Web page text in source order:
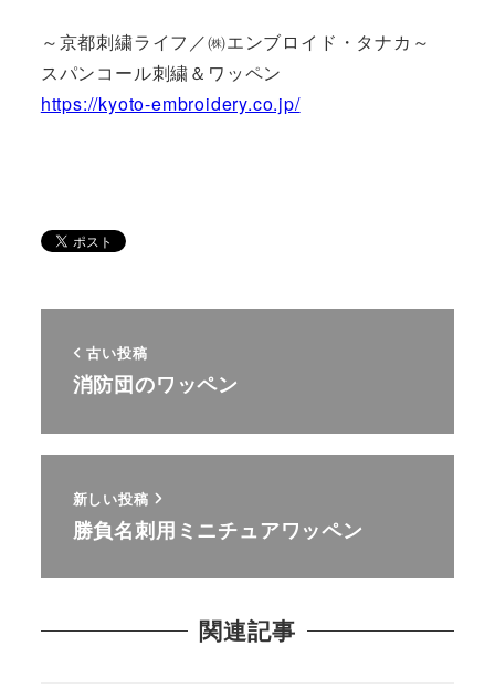
～京都刺繍ライフ／㈱エンブロイド・タナカ～
スパンコール刺繍＆ワッペン
https://kyoto-embroidery.co.jp/
古い投稿
消防団のワッペン
新しい投稿
勝負名刺用ミニチュアワッペン
関連記事